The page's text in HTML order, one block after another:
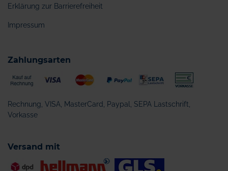
Erklärung zur Barrierefreiheit
Impressum
Zahlungsarten
Rechnung, VISA, MasterCard, Paypal, SEPA Lastschrift,
Vorkasse
Versand mit